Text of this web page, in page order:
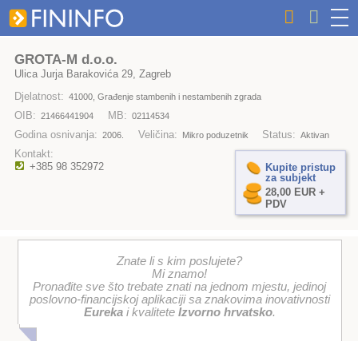
GROTA-M d.o.o.
Ulica Jurja Barakovića 29, Zagreb
Djelatnost: 41000, Građenje stambenih i nestambenih zgrada
OIB: 21466441904 MB: 02114534
Godina osnivanja: 2006. Veličina: Mikro poduzetnik Status: Aktivan
Kontakt:
+385 98 352972
Kupite pristup
za subjekt
28,00 EUR +
PDV
Znate li s kim poslujete?
Mi znamo!
Pronađite sve što trebate znati na jednom mjestu, jedinoj
poslovno-financijskoj aplikaciji sa znakovima inovativnosti
Eurekai kvalitete Izvorno hrvatsko.